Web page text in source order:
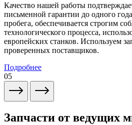
Качество нашей работы
письменной гарантии до одного
пробега, обеспечивается строгим
технологического процесса,
европейских станков. Используем
проверенных поставщиков.
Подробнее
05
Запчасти от ведущих